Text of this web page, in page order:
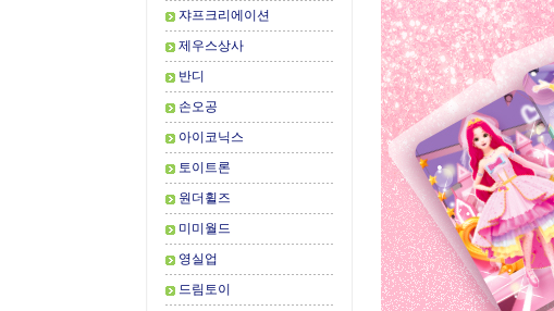
쟈프크리에이션
제우스상사
반디
손오공
아이코닉스
토이트론
원더휠즈
미미월드
영실업
드림토이